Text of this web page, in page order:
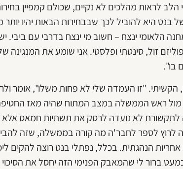
הלב לראות מהלכים לא נקיים, שכולם קמפיין
בנט היא להוביל לכך שבבחירות הבאות יהיו יותר
הלאומי ינצח – חשוב מי ינצח בדרבי עם ביבי.
זול, סינטתי ופלסטי. אני שומע את המנגינה
בו".
"זו העמדה שלי לא פחות משלו", אומר
ראש הממשלה במצב המתוח שהיה מאז
לתקשורת לא נועדה לרסק את תשתיות חמאס
לרוץ לספר לחבר'ה מה קורה בממשלה, שזה
הנהגתית. בכלל, נפתלי בנט רוצה להקים
ברור לי שהמאבק הפנימי הזה יחסל את